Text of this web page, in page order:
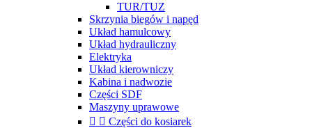
TUR/TUZ
Skrzynia biegów i napęd
Układ hamulcowy
Układ hydrauliczny
Elektryka
Układ kierowniczy
Kabina i nadwozie
Części SDF
Maszyny uprawowe
  Części do kosiarek